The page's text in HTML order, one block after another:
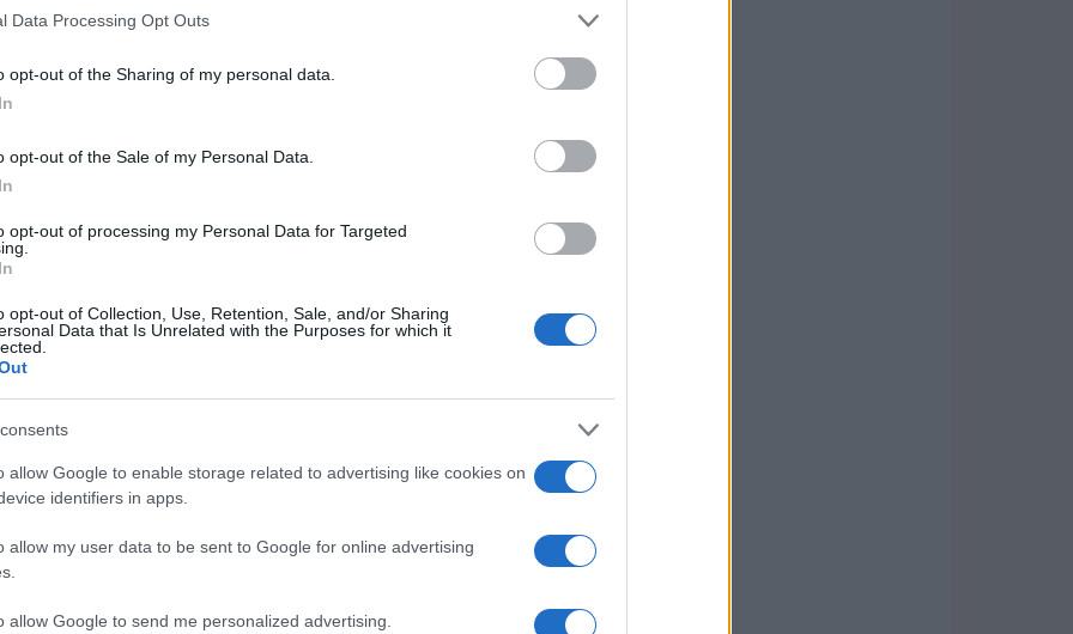
Data Processing Opt Outs
opt-out of the Sharing of my personal data.
opt-out of the Sale of my Personal Data.
opt-out of processing my Personal Data for Targeted
opt-out of Collection, Use, Retention, Sale, and/or Sharing
Data that Is Unrelated with the Purposes for which it
allow Google to enable storage related to advertising like cookies on
identifiers in apps.
allow my user data to be sent to Google for online advertising
allow Google to send me personalized advertising.
un gesto intriso di significato che
anello, una collana o un bracciale, ogni
riunendo generazioni e stili diversi. Di
per questo Natale.
del Natale, diventando preziosi alleati per
Da modelli classici a design moderni, la
un pezzo che rappresenti il legame
anello con diamanti
rosaaggiunge freschezza e colore durante le
, rappresentano un’ottima scelta per chi